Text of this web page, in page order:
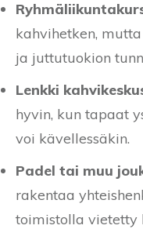
kahvihetken,
ja juttutuokion
Lenkki
hyvin, kun tapaat
voi kävellessäkin.
Padel tai muu
rakentaa
toimistolla vietetty